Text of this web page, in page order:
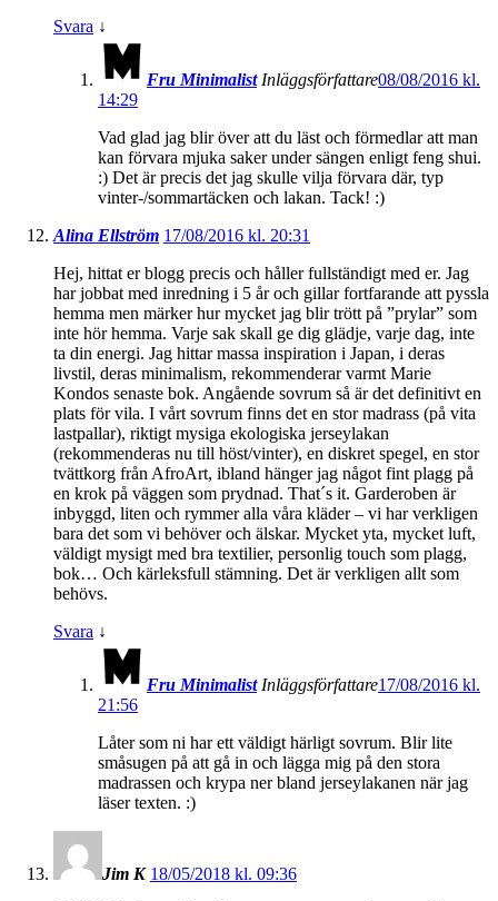
Svara ↓
Fru Minimalist Inläggsförfattare08/08/2016 kl.
14:29
Vad glad jag blir över att du läst och förmedlar att man
kan förvara mjuka saker under sängen enligt feng shui.
:) Det är precis det jag skulle vilja förvara där, typ
vinter-/sommartäcken och lakan. Tack! :)
Alina Ellström 17/08/2016 kl. 20:31
Hej, hittat er blogg precis och håller fullständigt med er. Jag
har jobbat med inredning i 5 år och gillar fortfarande att pyssla
hemma men märker hur mycket jag blir trött på ”prylar” som
inte hör hemma. Varje sak skall ge dig glädje, varje dag, inte
ta din energi. Jag hittar massa inspiration i Japan, i deras
livstil, deras minimalism, rekommenderar varmt Marie
Kondos senaste bok. Angående sovrum så är det definitivt en
plats för vila. I vårt sovrum finns det en stor madrass (på vita
lastpallar), riktigt mysiga ekologiska jerseylakan
(rekommenderas nu till höst/vinter), en diskret spegel, en stor
tvättkorg från AfroArt, ibland hänger jag något fint plagg på
en krok på väggen som prydnad. That´s it. Garderoben är
inbyggd, liten och rymmer alla våra kläder – vi har verkligen
bara det som vi behöver och älskar. Mycket yta, mycket luft,
väldigt mysigt med bra textilier, personlig touch som plagg,
bok… Och kärleksfull stämning. Det är verkligen allt som
behövs.
Svara ↓
Fru Minimalist Inläggsförfattare17/08/2016 kl.
21:56
Låter som ni har ett väldigt härligt sovrum. Blir lite
småsugen på att gå in och lägga mig på den stora
madrassen och krypa ner bland jerseylakanen när jag
läser texten. :)
Jim K 18/05/2018 kl. 09:36